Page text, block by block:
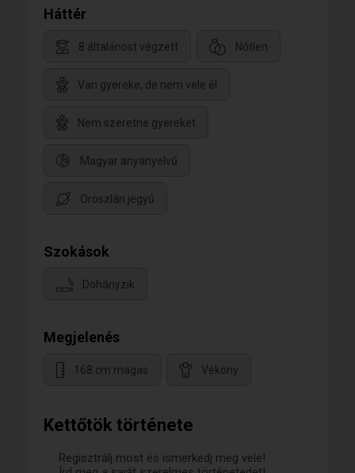
Kettőtök története
Regisztrálj most és ismerkedj meg vele!
Háttér
8 általánost végzett Nőtlen
Van gyereke, de nem vele él
Nem szeretne gyereket
Magyar anyanyelvű
Oroszlán jegyű
Szokások
Dohányzik
Megjelenés
168 cm magas Vékony